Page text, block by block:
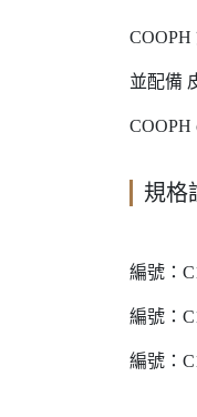
並配備
COOPH
規格
編號：
編號：
編號：